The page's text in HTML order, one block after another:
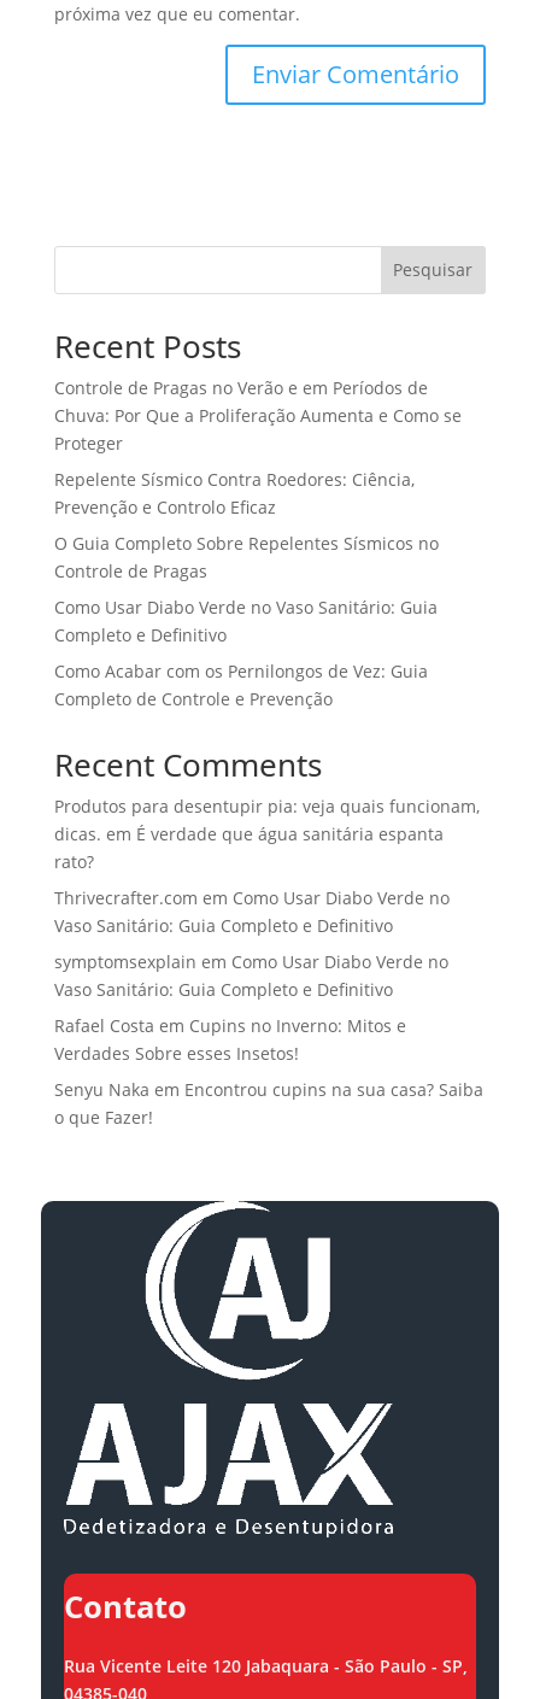
próxima vez que eu comentar.
Pesquisar
Recent Posts
Controle de Pragas no Verão e em Períodos de
Chuva: Por Que a Proliferação Aumenta e Como se
Proteger
Repelente Sísmico Contra Roedores: Ciência,
Prevenção e Controlo Eficaz
O Guia Completo Sobre Repelentes Sísmicos no
Controle de Pragas
Como Usar Diabo Verde no Vaso Sanitário: Guia
Completo e Definitivo
Como Acabar com os Pernilongos de Vez: Guia
Completo de Controle e Prevenção
Recent Comments
Produtos para desentupir pia: veja quais funcionam,
dicas. em É verdade que água sanitária espanta
rato?
Thrivecrafter.com em Como Usar Diabo Verde no
Vaso Sanitário: Guia Completo e Definitivo
symptomsexplain em Como Usar Diabo Verde no
Vaso Sanitário: Guia Completo e Definitivo
Rafael Costa em Cupins no Inverno: Mitos e
Verdades Sobre esses Insetos!
Senyu Naka em Encontrou cupins na sua casa? Saiba
o que Fazer!
Contato
Rua Vicente Leite 120 Jabaquara - São Paulo - SP,
04385-040